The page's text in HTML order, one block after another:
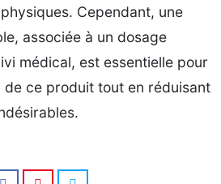
Cependant, une
associée à un dosage
médical, est essentielle pour
ce produit tout en réduisant